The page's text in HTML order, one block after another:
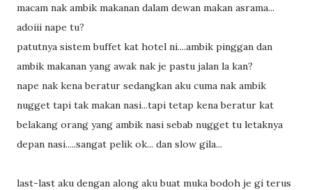
macam nak ambik makanan dalam dewan makan asrama...
adoiii nape tu?
patutnya sistem buffet kat hotel ni....ambik pinggan dan
ambik makanan yang awak nak je pastu jalan la kan?
nape nak kena beratur sedangkan aku cuma nak ambik
nugget tapi tak makan nasi...tapi tetap kena beratur kat
belakang orang yang ambik nasi sebab nugget tu letaknya
depan nasi.....sangat pelik ok... dan slow gila...
last-last aku dengan along aku buat muka bodoh je gi terus